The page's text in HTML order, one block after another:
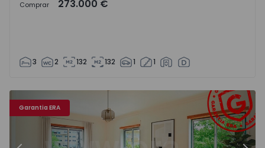
Comprar 273.000 €
3 2 132 132 1 1
Garantia ERA
- 31
Apartamento T3 Ourém, Nossa Senhora da Piedade -